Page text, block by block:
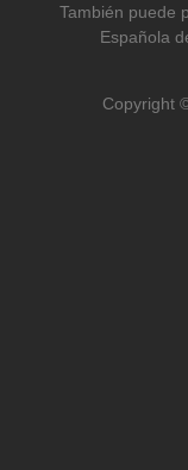
También puede
Española
Copyright